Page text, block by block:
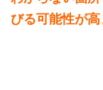
びる可能性が高